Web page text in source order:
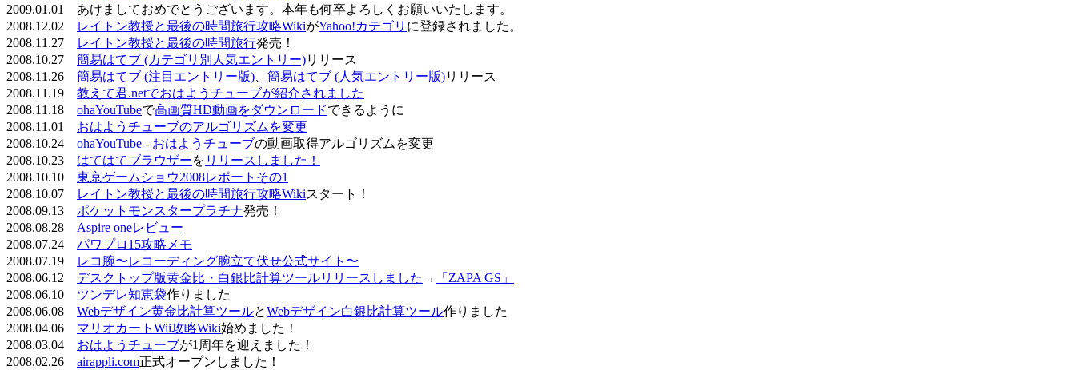
2009.01.01 あけましておめでとうございます。本年も何卒よろしくお願いいたします。
2008.12.02
レイトン教授と最後の時間旅行攻略WikiがYahoo!カテゴリ に登録されました。
2008.11.27
レイトン教授と最後の時間旅行発売！
2008.10.27 簡易はてブ (カテゴリ別人気エントリー)リリース
2008.11.26 簡易はてブ (注目エントリー版) 簡易はてブ (人気エントリー版)リリース
2008.11.19 教えて君.netでおはようチューブが紹介されました
2008.11.18 ohaYouTubeで高画質HD動画をダウンロードできるように
2008.11.01 おはようチューブのアルゴリズムを変更
2008.10.24 ohaYouTube - おはようチューブの動画取得アルゴリズムを変更
2008.10.23 はてはてブラウザーを リリースしました！
2008.10.10 東京ゲームショウ2008レポートその1
2008.10.07
レイトン教授と最後の時間旅行攻略Wikiスタート！
2008.09.13 ポケットモンスタープラチナ発売！
2008.08.28 Aspire oneレビュー
2008.07.24 パワプロ15攻略メモ
2008.07.19
レコ腕〜レコーディング腕立て伏せ公式サイト〜
2008.06.12 デスクトップ版黄金比・白銀比計算ツールリリースしました →
「ZAPA GS」
2008.06.10 ツンデレ知恵袋作りました
2008.06.08 Webデザイン黄金比計算ツールとWebデザイン白銀比計算ツール作りました
2008.04.06 マリオカートWii攻略Wiki始めました！
2008.03.04 おはようチューブが1周年を迎えました！
2008.02.26 airappli.com正式オープンしました！